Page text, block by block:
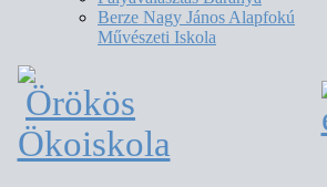
Berze Nagy János Alapfokú
Művészeti Iskola